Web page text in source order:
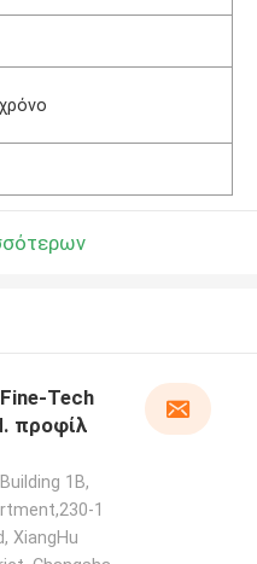
Tech
προφίλ
1B,
1
XiangHu